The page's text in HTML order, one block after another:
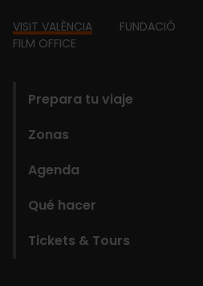
Footer
VISIT VALÈNCIA FUNDACIÓ
FILM OFFICE
Prepara tu viaje
Zonas
Agenda
Qué hacer
Tickets & Tours